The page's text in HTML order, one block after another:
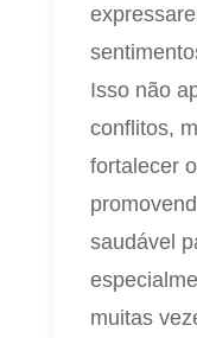
Isso não
conflitos,
fortalecer
saudável
muitas